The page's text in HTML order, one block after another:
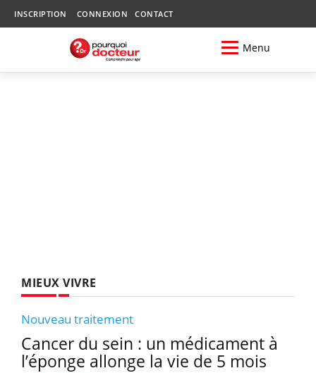
INSCRIPTION CONNEXION CONTACT
Menu
MIEUX VIVRE
Nouveau traitement
Cancer du sein : un médicament à
l’éponge allonge la vie de 5 mois